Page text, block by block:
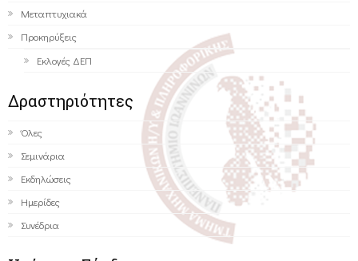
Μεταπτυχιακά
Προκηρύξεις
Εκλογές ΔΕΠ
Δραστηριότητες
Όλες
Σεμινάρια
Εκδηλώσεις
Ημερίδες
Συνέδρια